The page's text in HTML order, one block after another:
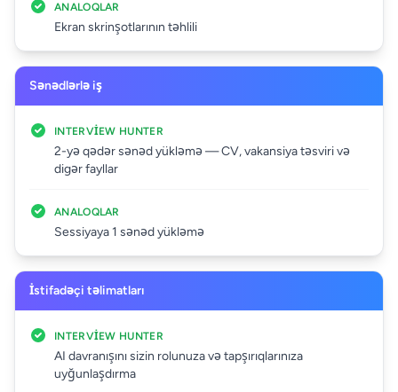
ANALOQLAR
Ekran skrinşotlarının təhlili
Sənədlərlə iş
INTERVIEW HUNTER
2-yə qədər sənəd yükləmə — CV, vakansiya təsviri və
digər fayllar
ANALOQLAR
Sessiyaya 1 sənəd yükləmə
İstifadəçi təlimatları
INTERVIEW HUNTER
AI davranışını sizin rolunuza və tapşırıqlarınıza
uyğunlaşdırma